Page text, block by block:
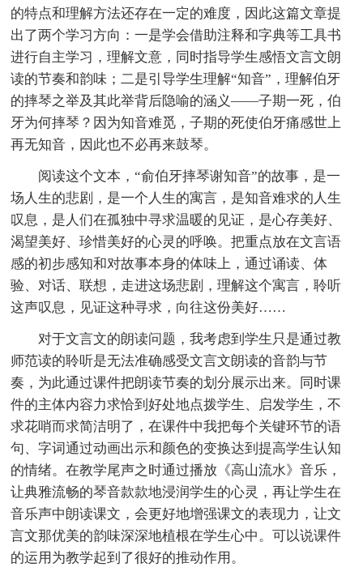
的特点和理解方法还存在一定的难度，因此这篇文章提
出了两个学习方向：一是学会借助注释和字典等工具书
进行自主学习，理解文意，同时指导学生感悟文言文朗
读的节奏和韵味；二是引导学生理解“知音”，理解伯牙
的摔琴之举及其此举背后隐喻的涵义——子期一死，伯
牙为何摔琴？因为知音难觅，子期的死使伯牙痛感世上
再无知音，因此也不必再来鼓琴。
阅读这个文本，“俞伯牙摔琴谢知音”的故事，是一
场人生的悲剧，是一个人生的寓言，是知音难求的人生
叹息，是人们在孤独中寻求温暖的见证，是心存美好、
渴望美好、珍惜美好的心灵的呼唤。把重点放在文言语
感的初步感知和对故事本身的体味上，通过诵读、体
验、对话、联想，走进这场悲剧，理解这个寓言，聆听
这声叹息，见证这种寻求，向往这份美好……
对于文言文的朗读问题，我考虑到学生只是通过教
师范读的聆听是无法准确感受文言文朗读的音韵与节
奏，为此通过课件把朗读节奏的划分展示出来。同时课
件的主体内容力求恰到好处地点拨学生、启发学生，不
求花哨而求简洁明了，在课件中我把每个关键环节的语
句、字词通过动画出示和颜色的变换达到提高学生认知
的情绪。在教学尾声之时通过播放《高山流水》音乐，
让典雅流畅的琴音款款地浸润学生的心灵，再让学生在
音乐声中朗读课文，会更好地增强课文的表现力，让文
言文那优美的韵味深深地植根在学生心中。可以说课件
的运用为教学起到了很好的推动作用。